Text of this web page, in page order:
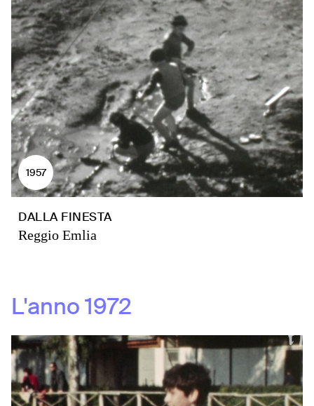
1957
DALLA FINESTA
Reggio Emlia
L'anno1972